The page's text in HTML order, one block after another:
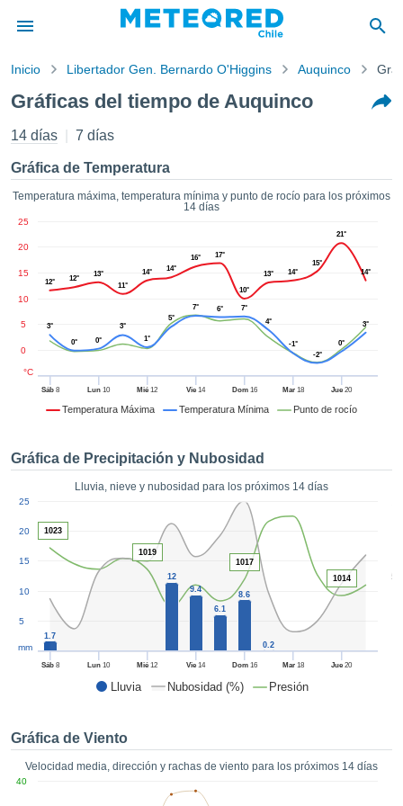
de
por
para
que la
que se
a este
las
y
digital
basada
nuestra
sin coste.
botón
a la
de todas
ya sean
nuestros
así como
un perfil
para
CONTINUAR
CONFIGURACIÓN
Inicio Libertador Gen. Bernardo O'Higgins Auquinco
Gráficas del tiempo de Auquinco
14 días 7 días
Gráfica de Temperatura
Temperatura máxima, temperatura mínima y punto de rocío para los próximos
14 días
Temperatura Máxima Temperatura Mínima Punto de rocío
Sáb8 Lun 10 Mié 12 Vie 14 Dom16 Mar18 Jue 20
0
5
10
15
20
25
°C
12° 12°
13°
11°
14° 14°
16° 17°
10°
13° 14°
15°
21°
14°
3°
0°
0°
3°
1°
5°
7° 6°
7°
4°
-1°
-2°
0°
3°
Gráfica de Precipitación y Nubosidad
Lluvia, nieve y nubosidad para los próximos 14 días
Lluvia Nubosidad (%) Presión
50
Sáb8 Lun 10 Mié 12 Vie 14 Dom16 Mar18 Jue 20
5
10
15
20
25
mm
1.7
12
9.4
6.1
8.6
0.2
1023
1019
1017
1014
Gráfica de Viento
Velocidad media, dirección y rachas de viento para los próximos 14 días
40